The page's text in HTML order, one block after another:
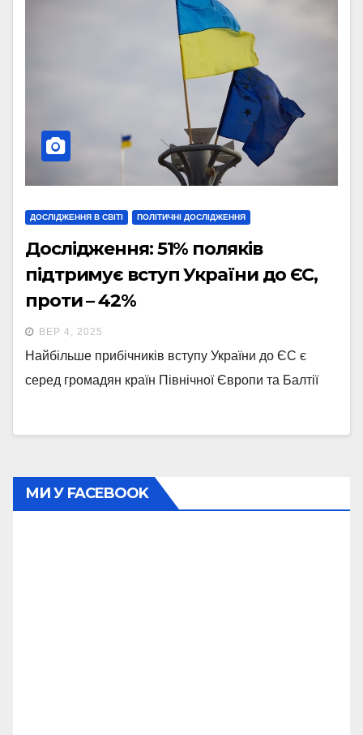
ДОСЛІДЖЕННЯ В СВІТІ ПОЛІТИЧНІ ДОСЛІДЖЕННЯ
Дослідження: 51% поляків
підтримує вступ України до ЄС,
проти – 42%
ВЕР 4, 2025
Найбільше прибічників вступу України до ЄС є
серед громадян країн Північної Європи та Балтії
МИ У FACEBOOK